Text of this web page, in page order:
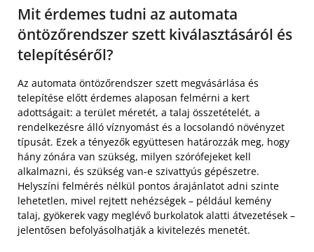
Mit érdemes tudni az automata
öntözőrendszer szett kiválasztásáról és
telepítéséről?
Az automata öntözőrendszer szett megvásárlása és
telepítése előtt érdemes alaposan felmérni a kert
adottságait: a terület méretét, a talaj összetételét, a
rendelkezésre álló víznyomást és a locsolandó növényzet
típusát. Ezek a tényezők együttesen határozzák meg, hogy
hány zónára van szükség, milyen szórófejeket kell
alkalmazni, és szükség van-e szivattyús gépészetre.
Helyszíni felmérés nélkül pontos árajánlatot adni szinte
lehetetlen, mivel rejtett nehézségek – például kemény
talaj, gyökerek vagy meglévő burkolatok alatti átvezetések –
jelentősen befolyásolhatják a kivitelezés menetét.